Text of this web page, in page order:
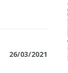
26/03/2021